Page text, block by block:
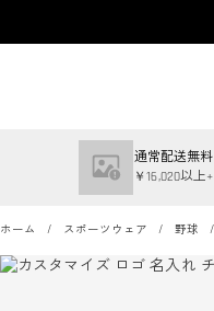
通常配送無料
￥16,020以上+
ホーム スポーツウェア 野球